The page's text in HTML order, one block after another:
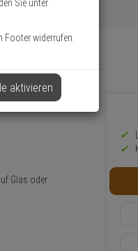
IP Verso
Glas oder
Sie unter
Footer widerrufen.
aktivieren